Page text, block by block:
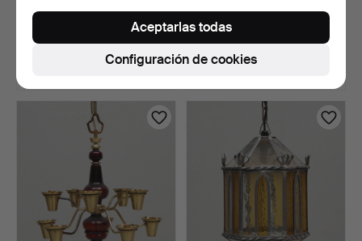
de techo, metal y c…
6 días
Lámpara de techo, LATÓN
Estimación
Configuración de cookies
Aceptarlas todas